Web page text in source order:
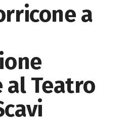
a
al Teatro